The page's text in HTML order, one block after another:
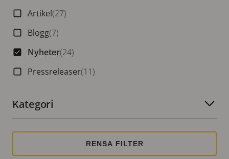
Artikel(27)
Blogg(7)
Nyheter(24)
Pressreleaser(11)
Kategori
Antal aktiva filter: